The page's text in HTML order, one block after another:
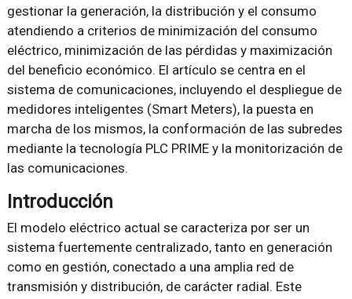
gestionar la generación, la distribución y el consumo
atendiendo a criterios de minimización del consumo
eléctrico, minimización de las pérdidas y maximización
del beneficio económico. El artículo se centra en el
sistema de comunicaciones, incluyendo el despliegue de
medidores inteligentes (Smart Meters), la puesta en
marcha de los mismos, la conformación de las subredes
mediante la tecnología PLC PRIME y la monitorización de
las comunicaciones.
Introducción
El modelo eléctrico actual se caracteriza por ser un
sistema fuertemente centralizado, tanto en generación
como en gestión, conectado a una amplia red de
transmisión y distribución, de carácter radial. Este